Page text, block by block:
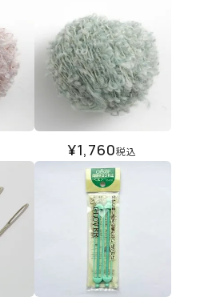
¥1,760税込